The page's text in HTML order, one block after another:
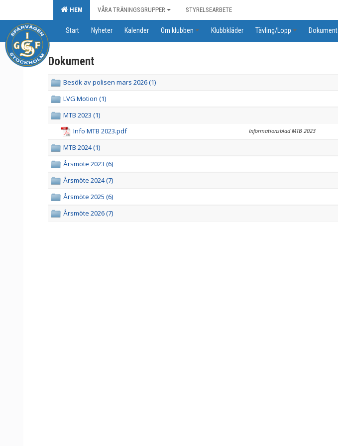
HEM VÅRA TRÄNINGSGRUPPER STYRELSEARBETE
Start Nyheter Kalender Om klubben Klubbkläder Tävling/Lopp Dokument
Dokument
Besök av polisen mars 2026 (1)
LVG Motion (1)
MTB 2023 (1)
Info MTB 2023.pdf
Informationsblad MTB 2023
MTB 2024 (1)
Årsmöte 2023 (6)
Årsmöte 2024 (7)
Årsmöte 2025 (6)
Årsmöte 2026 (7)